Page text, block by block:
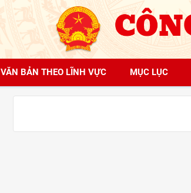
VĂN BẢN THEO LĨNH VỰC MỤC LỤC